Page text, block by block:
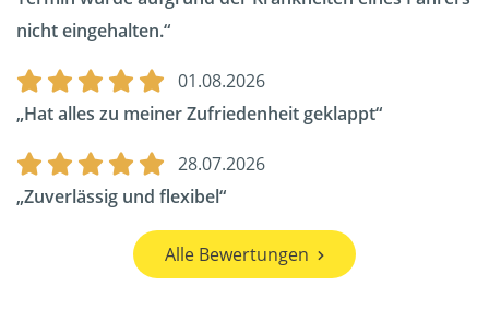
nicht eingehalten.
01.08.2026
Hat alles zu meiner Zufriedenheit geklappt
28.07.2026
Zuverlässig und flexibel
Alle Bewertungen